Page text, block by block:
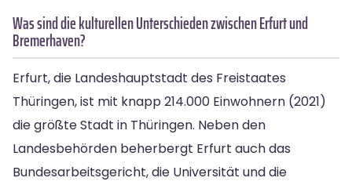
Was sind die kulturellen Unterschieden zwischen Erfurt und
Bremerhaven?
Erfurt, die Landeshauptstadt des Freistaates
Thüringen, ist mit knapp 214.000 Einwohnern (2021)
die größte Stadt in Thüringen. Neben den
Landesbehörden beherbergt Erfurt auch das
Bundesarbeitsgericht, die Universität und die